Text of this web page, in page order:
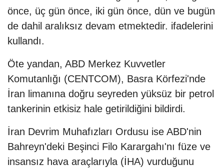
önce, üç gün önce, iki gün önce, dün ve bugün
de dahil aralıksız devam etmektedir. ifadelerini
kullandı.
Öte yandan, ABD Merkez Kuvvetler
Komutanlığı (CENTCOM), Basra Körfezi'nde
İran limanına doğru seyreden yüksüz bir petrol
tankerinin etkisiz hale getirildiğini bildirdi.
İran Devrim Muhafızları Ordusu ise ABD'nin
Bahreyn'deki Beşinci Filo Karargahı'nı füze ve
insansız hava araçlarıyla (İHA) vurduğunu